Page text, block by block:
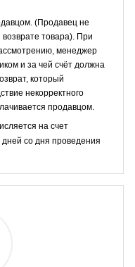
(Продавец не
товара). При
менеджер
и за чей счёт должна
который
некорректного
продавцом.
на счет
со дня проведения